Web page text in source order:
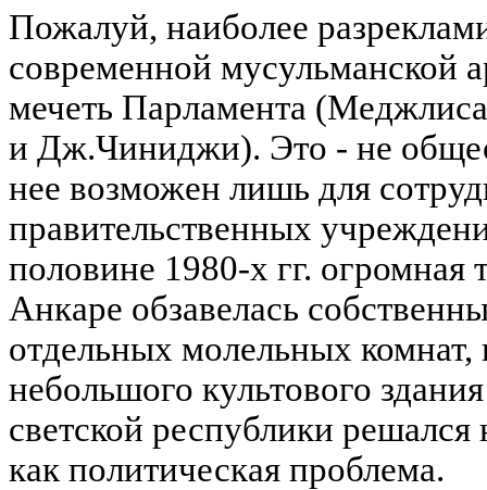
Пожалуй, наиболее
современной мусульманской
мечеть Парламента
и Дж.Чиниджи). Это - не
нее возможен лишь для
правительственных
половине 1980-х гг.
Анкаре обзавелась
отдельных молельных комнат,
небольшого культового
светской республики решался
как политическая проблема.